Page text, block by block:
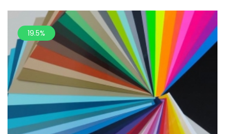
€7.50
19.5%